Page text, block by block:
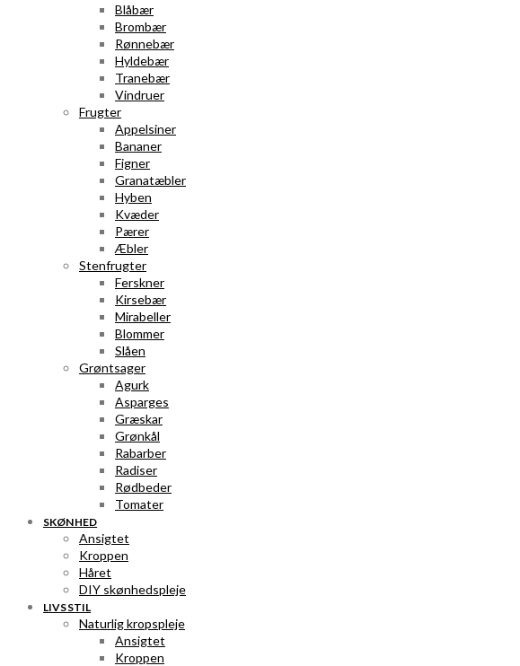
Blåbær
Brombær
Rønnebær
Hyldebær
Tranebær
Vindruer
Frugter
Appelsiner
Bananer
Figner
Granatæbler
Hyben
Kvæder
Pærer
Æbler
Stenfrugter
Ferskner
Kirsebær
Mirabeller
Blommer
Slåen
Grøntsager
Agurk
Asparges
Græskar
Grønkål
Rabarber
Radiser
Rødbeder
Tomater
SKØNHED
Ansigtet
Kroppen
Håret
DIY skønhedspleje
LIVSSTIL
Naturlig kropspleje
Ansigtet
Kroppen